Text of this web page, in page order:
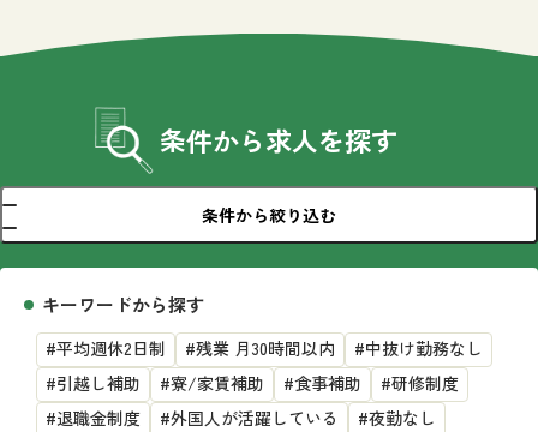
条件から求人を探す
条件から絞り込む
キーワードから探す
#平均週休2日制 #残業 月30時間以内
#中抜け勤務なし
#引越し補助
#寮/家賃補助 #食事補助
#研修制度
#退職金制度
#外国人が活躍している
#夜勤なし